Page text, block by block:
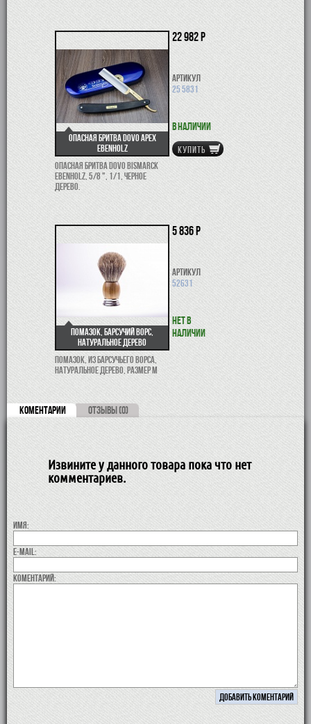
Опасная бритва Dovo Apex
Ebenholz
Опасная бритва Dovo Bismarck
Ebenholz, 5/8 ", 1/1, черное
дерево.
22 982 р
Артикул
25 5831
В наличии
КУПИТЬ
Помазок, барсучий ворс,
натуральное дерево
Помазок, из барсучьего ворса,
натуральное дерево, размер M
5 836 р
Артикул
52631
Нет в
наличии
КОМЕНТАРИИ ОТЗЫВЫ (0)
Извините у данного товара пока что нет
комментариев.
Имя:
E-MAIL:
коментарий: